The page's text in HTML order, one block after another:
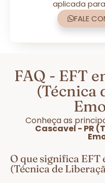
aplicada
FALE
FAQ - EFT
(Técnica
Conheça as
Cascavel - PR
O que significa EFT
(Técnica de